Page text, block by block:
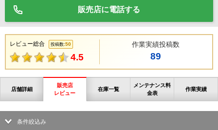
販売店に電話する
レビュー総合 投稿数:50
4.5
作業実績投稿数
89
店舗詳細
販売店
レビュー
在庫一覧
メンテナンス料
金表
作業実績
条件絞込み